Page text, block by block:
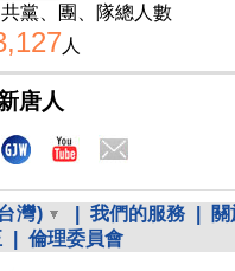
黨、團、隊總人數
人
唐人
灣) 我們的服務 關
倫理委員會